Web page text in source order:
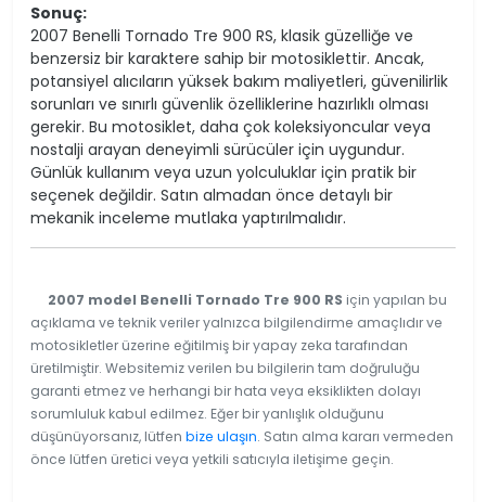
Sonuç:
2007 Benelli Tornado Tre 900 RS, klasik güzelliğe ve
benzersiz bir karaktere sahip bir motosiklettir. Ancak,
potansiyel alıcıların yüksek bakım maliyetleri, güvenilirlik
sorunları ve sınırlı güvenlik özelliklerine hazırlıklı olması
gerekir. Bu motosiklet, daha çok koleksiyoncular veya
nostalji arayan deneyimli sürücüler için uygundur.
Günlük kullanım veya uzun yolculuklar için pratik bir
seçenek değildir. Satın almadan önce detaylı bir
mekanik inceleme mutlaka yaptırılmalıdır.
2007 model Benelli Tornado Tre 900 RS için yapılan bu
açıklama ve teknik veriler yalnızca bilgilendirme amaçlıdır ve
motosikletler üzerine eğitilmiş bir yapay zeka tarafından
üretilmiştir. Websitemiz verilen bu bilgilerin tam doğruluğu
garanti etmez ve herhangi bir hata veya eksiklikten dolayı
sorumluluk kabul edilmez. Eğer bir yanlışlık olduğunu
düşünüyorsanız, lütfen bize ulaşın. Satın alma kararı vermeden
önce lütfen üretici veya yetkili satıcıyla iletişime geçin.